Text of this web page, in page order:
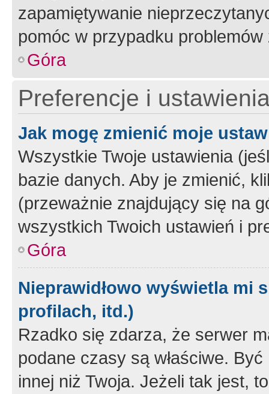
zapamiętywanie
pomóc w przypadku
Góra
Preferencje i
Jak mogę zmienić moje
Wszystkie Twoje ustawienia
bazie danych. Aby je zmienić,
(przeważnie znajdujący się na
wszystkich Twoich ustawień i
Góra
Nieprawidłowo wyświetla mi
profilach, itd.)
Rzadko się zdarza, że serwer
podane czasy są właściwe.
innej niż Twoja. Jeżeli tak jest,